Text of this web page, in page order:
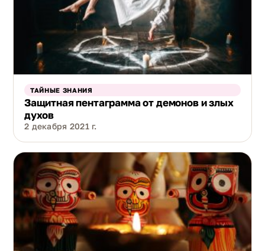
ТАЙНЫЕ ЗНАНИЯ
Защитная пентаграмма от демонов и злых
духов
2 декабря 2021 г.